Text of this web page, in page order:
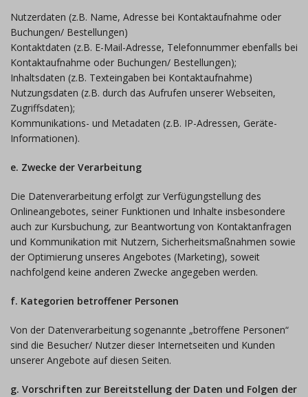
Nutzerdaten (z.B. Name, Adresse bei Kontaktaufnahme oder
Buchungen/ Bestellungen)
Kontaktdaten (z.B. E-Mail-Adresse, Telefonnummer ebenfalls bei
Kontaktaufnahme oder Buchungen/ Bestellungen);
Inhaltsdaten (z.B. Texteingaben bei Kontaktaufnahme)
Nutzungsdaten (z.B. durch das Aufrufen unserer Webseiten,
Zugriffsdaten);
Kommunikations- und Metadaten (z.B. IP-Adressen, Geräte-
Informationen).
e. Zwecke der Verarbeitung
Die Datenverarbeitung erfolgt zur Verfügungstellung des
Onlineangebotes, seiner Funktionen und Inhalte insbesondere
auch zur Kursbuchung, zur Beantwortung von Kontaktanfragen
und Kommunikation mit Nutzern, Sicherheitsmaßnahmen sowie
der Optimierung unseres Angebotes (Marketing), soweit
nachfolgend keine anderen Zwecke angegeben werden.
f. Kategorien betroffener Personen
Von der Datenverarbeitung sogenannte „betroffene Personen“
sind die Besucher/ Nutzer dieser Internetseiten und Kunden
unserer Angebote auf diesen Seiten.
g. Vorschriften zur Bereitstellung der Daten und Folgen der